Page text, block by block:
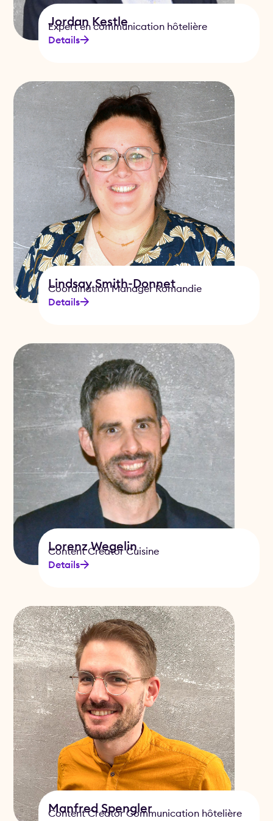
Jordan Kestle
Expert en communication hôtelière
Details
Lindsay Smith-Donnet
Coordination Manager Romandie
Details
Lorenz Wegelin
Content Creator Cuisine
Details
Manfred Spengler
Content Creator Communication hôtelière